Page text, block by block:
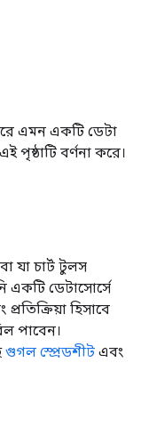
এমন একটি ডেটা
পৃষ্ঠাটি বর্ণনা করে।
যা চার্ট টুলস
ডেটাসোর্সে
হিসাবে
পাবেন।
গুগল স্প্রেডশীট এবং